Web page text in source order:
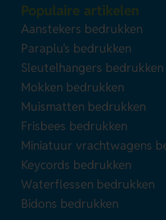
Populaire artikelen
Aanstekers bedrukken
Paraplu's bedrukken
Sleutelhangers bedrukken
Mokken bedrukken
Muismatten bedrukken
Frisbees bedrukken
Miniatuur vrachtwagens
Keycords bedrukken
Waterflessen bedrukken
Bidons bedrukken